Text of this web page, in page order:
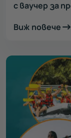
с ваучер за
Виж повече